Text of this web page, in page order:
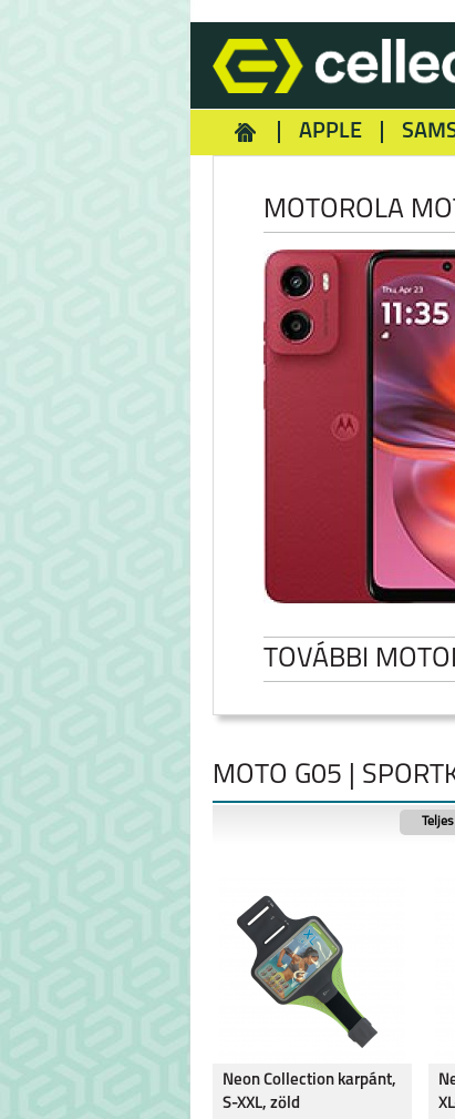
APPLE
MOTOROLA
TOVÁBBI
MOTOROLA MOTO
G34 5G
MOTO G05 |
Neon Collection karpánt,
S-XXL, zöld